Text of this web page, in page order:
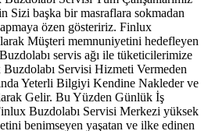
Sizi başka bir masraflara sokmadan
özen gösteririz. Finlux
Müşteri memnuniyetini hedefleyen
servis ağı ile tüketicilerimize
Servisi Hizmeti Vermeden
Yeterli Bilgiyi Kendine Nakleder ve
Gelir. Bu Yüzden Günlük İş
Buzdolabı Servisi Merkezi yüksek
benimseyen yaşatan ve ilke edinen